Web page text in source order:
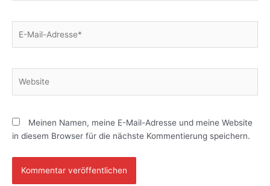
Mail-
Meinen Namen, meine E-Mail-Adresse und meine Website
in diesem Browser für die nächste Kommentierung speichern.